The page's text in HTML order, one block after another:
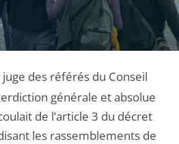
juge des référés du Conseil
générale et absolue
de l’article 3 du décret
les rassemblements de